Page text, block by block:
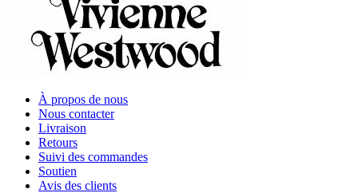
À propos de nous
Nous contacter
Livraison
Retours
Suivi des commandes
Soutien
Avis des clients